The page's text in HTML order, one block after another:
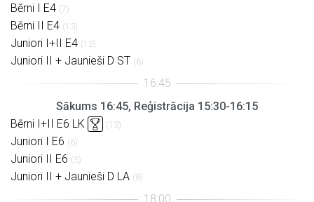
Bērni I E4 (7)
Bērni II E4 (13)
Juniori I+II E4 (12)
Juniori II + Jaunieši D ST (6)
Sākums 16:45, Reģistrācija 15:30-16:15
Bērni I+II E6 LK
(13)
Juniori I E6 (6)
Juniori II E6 (5)
Juniori II + Jaunieši D LA (8)